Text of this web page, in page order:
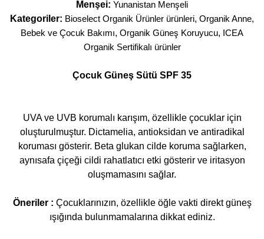
Menşei: Yunanistan Menşeli
Kategoriler: Bioselect Organik Ürünler ürünleri, Organik Anne,
Bebek ve Çocuk Bakımı, Organik Güneş Koruyucu, ICEA
Organik Sertifikalı ürünler
Çocuk Güneş Sütü SPF 35
UVA ve UVB korumalı karışım, özellikle çocuklar için
oluşturulmuştur. Dictamelia, antioksidan ve antiradikal
koruması gösterir. Beta glukan cilde koruma sağlarken,
aynısafa çiçeği cildi rahatlatıcı etki gösterir ve iritasyon
oluşmamasını sağlar.
Öneriler : Çocuklarınızın, özellikle öğle vakti direkt güneş
ışığında bulunmamalarına dikkat ediniz.